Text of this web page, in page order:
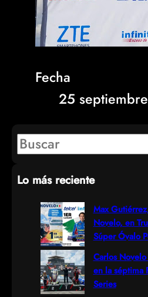
Fecha
25
S
a
Lo más reciente
Max
Novelo, en
Súper Óvalo
Carlos
en la séptima
Series